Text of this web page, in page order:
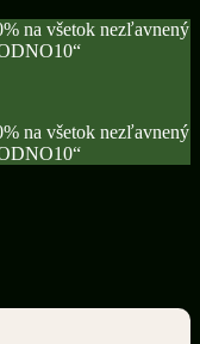
na všetok nezľavnený
na všetok nezľavnený